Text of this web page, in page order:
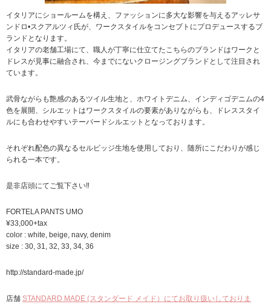
イタリアにショールームを構え、ファッションに多大な影響を与えるアッレサ
ンドロ•スクアルツィ氏が、ワークスタイルをコンセプトにプロデュースするブ
ランドとなります。
イタリアの老舗工場にて、職人が丁寧に仕立てたこちらのブランドはワークと
ドレスが見事に融合され、今までにないクロージングブランドとして注目され
ています。
武骨ながらも艶感のあるツイル生地と、ホワイトデニム、インディゴデニムの4
色を展開、シルエットはワークスタイルの要素がありながらも、ドレススタイ
ルにも合わせやすいテーパードシルエットとなっております。
それぞれ配色の異なるセルビッジ生地を使用しており、随所にこだわりが感じ
られる一本です。
是非店頭にてご覧下さい‼︎
FORTELA PANTS UMO
¥33,000+tax
color : white, beige, navy, denim
size : 30, 31, 32, 33, 34, 36
http://standard-made.jp/
店舗 STANDARD MADE (スタンダード メイド）にてお取り扱いしておりま